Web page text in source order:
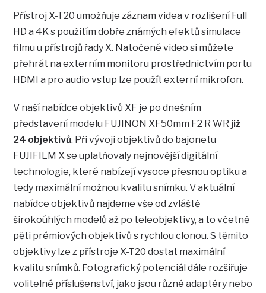
Přístroj X-T20 umožňuje záznam videa v rozlišení Full
HD a 4K s použitím dobře známých efektů simulace
filmu u přístrojů řady X. Natočené video si můžete
přehrát na externím monitoru prostřednictvím portu
HDMI a pro audio vstup lze použít externí mikrofon.
V naší nabídce objektivů XF je po dnešním
představení modelu FUJINON XF50mm F2 R WR již
24 objektivů. Při vývoji objektivů do bajonetu
FUJIFILM X se uplatňovaly nejnovější digitální
technologie, které nabízejí vysoce přesnou optiku a
tedy maximální možnou kvalitu snímku. V aktuální
nabídce objektivů najdeme vše od zvláště
širokoúhlých modelů až po teleobjektivy, a to včetně
pěti prémiových objektivů s rychlou clonou. S těmito
objektivy lze z přístroje X-T20 dostat maximální
kvalitu snímků. Fotografický potenciál dále rozšiřuje
volitelné příslušenství, jako jsou různé adaptéry nebo